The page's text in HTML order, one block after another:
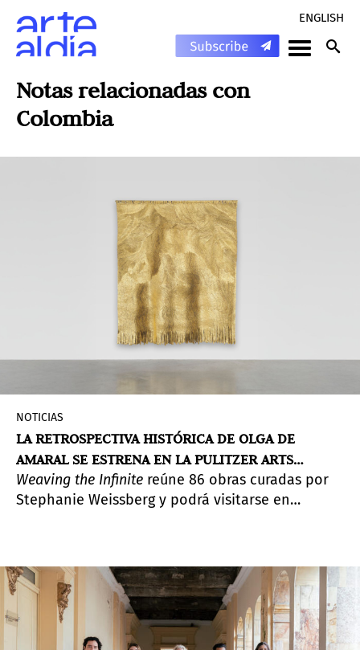
ENGLISH
Notas relacionadas con
Colombia
NOTICIAS
LA RETROSPECTIVA HISTÓRICA DE OLGA DE
AMARAL SE ESTRENA EN LA PULITZER ARTS
FOUNDATION EN ST. LOUIS
Weaving the Infinite reúne 86 obras curadas por
Stephanie Weissberg y podrá visitarse en